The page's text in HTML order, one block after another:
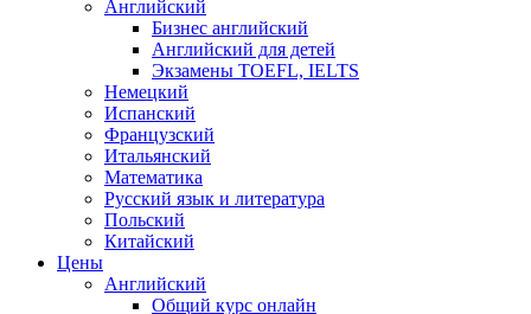
Английский
Бизнес английский
Английский для детей
Экзамены TOEFL, IELTS
Немецкий
Испанский
Французский
Итальянский
Математика
Русский язык и литература
Польский
Китайский
Цены
Английский
Общий курс онлайн